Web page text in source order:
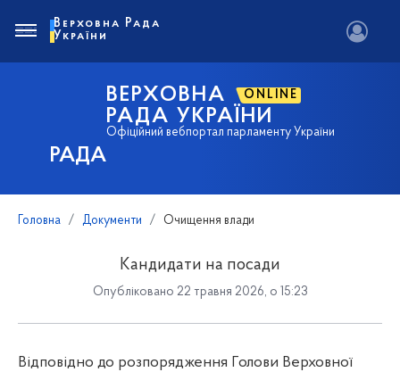
РАДА
ВЕРХОВНА ONLINE
РАДА УКРАЇНИ
Офіційний вебпортал парламенту України
Верховна Рада
України
Головна Документи Очищення влади
Кандидати на посади
Опубліковано 22 травня 2026, о 15:23
Відповідно до розпорядження Голови Верховної